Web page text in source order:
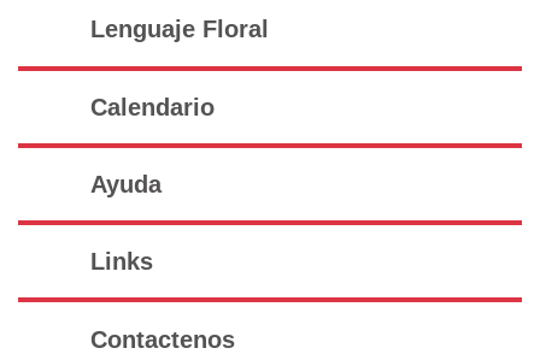
Lenguaje Floral
Calendario
Ayuda
Links
Contactenos